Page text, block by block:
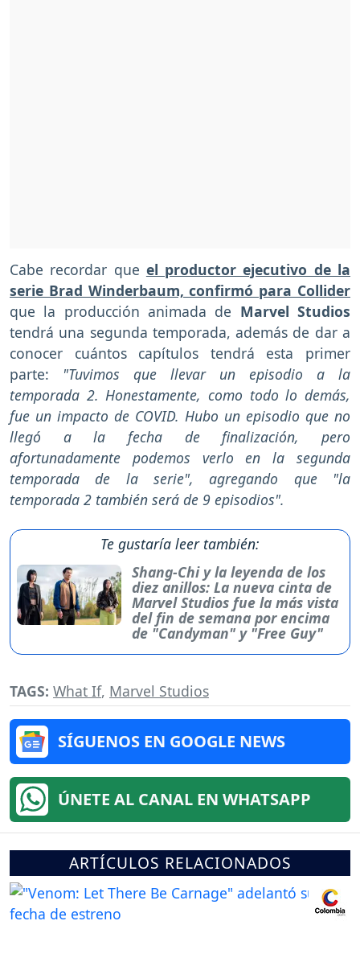
Cabe recordar que el productor ejecutivo de la
serie Brad Winderbaum, confirmó para Collider
que la producción animada de Marvel Studios
tendrá una segunda temporada, además de dar a
conocer cuántos capítulos tendrá esta primer
parte: "Tuvimos que llevar un episodio a la
temporada 2. Honestamente, como todo lo demás,
fue un impacto de COVID. Hubo un episodio que no
llegó a la fecha de finalización, pero
afortunadamente podemos verlo en la segunda
temporada de la serie", agregando que "la
temporada 2 también será de 9 episodios".
Te gustaría leer también:
Shang-Chi y la leyenda de los
diez anillos: La nueva cinta de
Marvel Studios fue la más vista
del fin de semana por encima
de "Candyman" y "Free Guy"
TAGS: What If, Marvel Studios
SÍGUENOS EN GOOGLE NEWS
ÚNETE AL CANAL EN WHATSAPP
ARTÍCULOS RELACIONADOS